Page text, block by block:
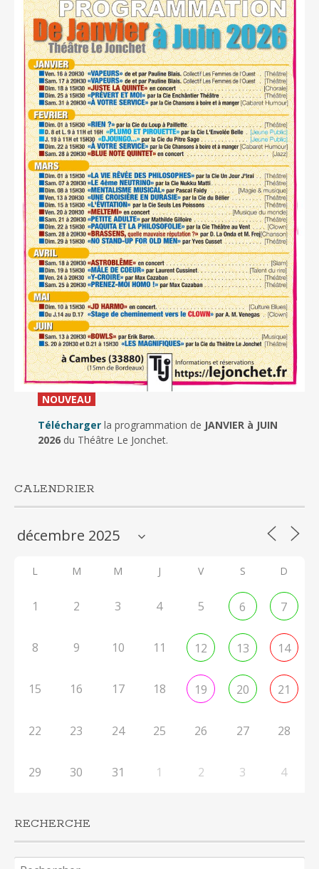
NOUVEAU_
Télécharger la programmation de JANVIER à JUIN
2026du Théâtre Le Jonchet.
CALENDRIER
L M M J V S D
1 2 3 4 5 6 7
8 9 10 11 12 13 14
15 16 17 18 19 20 21
22 23 24 25 26 27 28
29 30 31 1 2 3 4
RECHERCHE
Rechercher :